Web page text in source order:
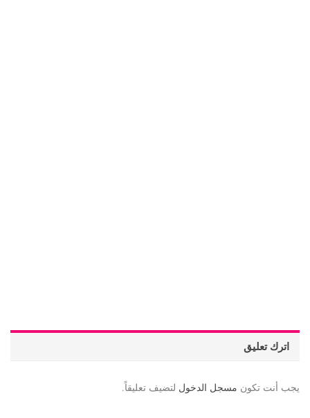
اترك تعليق
يجب أنت تكون مسجل الدخول لتضيف تعليقاً.